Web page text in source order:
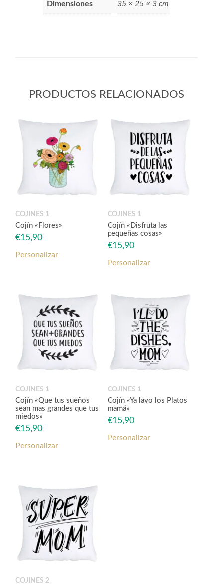
Dimensiones 35 × 25 × 3 cm
PRODUCTOS RELACIONADOS
COJINES 1
Cojín «Flores»
€15,90
Personalizar
COJINES 1
Cojín «Disfruta las
pequeñas cosas»
€15,90
Personalizar
COJINES 1
Cojín «Que tus sueños
sean mas grandes que tus
miedos»
€15,90
Personalizar
COJINES 1
Cojín «Ya lavo los Platos
mamá»
€15,90
Personalizar
COJINES 2